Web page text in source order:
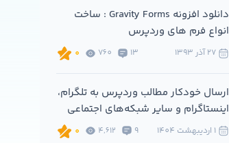
دانلود افزونه Gravity Forms : ساخت
انواع فرم های وردپرس
13
760
0
ارسال خودکار مطالب وردپرس به تلگرام،
اینستاگرام و سایر شبکه‌های اجتماعی
9
4,612
0